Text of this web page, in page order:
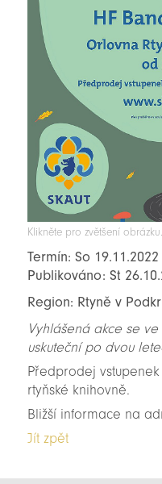
Klikněte pro zvětšení obrázku.
Termín: So
Publikováno: St
Region: Rtyně v
Vyhlášená akce se
uskuteční po dvou
Předprodej
rtyňské knihovně.
Bližší informace na
Jít zpět